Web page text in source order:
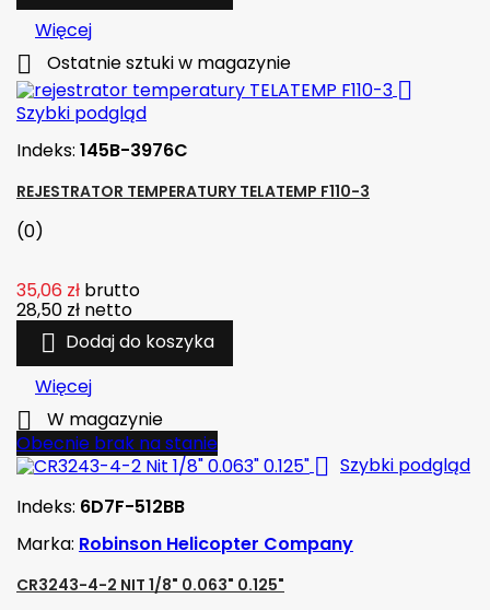
Więcej
 Ostatnie sztuki w magazynie

Szybki podgląd
Indeks: 145B-3976C
REJESTRATOR TEMPERATURY TELATEMP F110-3
(0)
35,06 zł brutto
28,50 zł netto
 Dodaj do koszyka
Więcej

W magazynie
Obecnie brak na stanie
 Szybki podgląd
Indeks: 6D7F-512BB
Marka: Robinson Helicopter Company
CR3243-4-2 NIT 1/8" 0.063" 0.125"